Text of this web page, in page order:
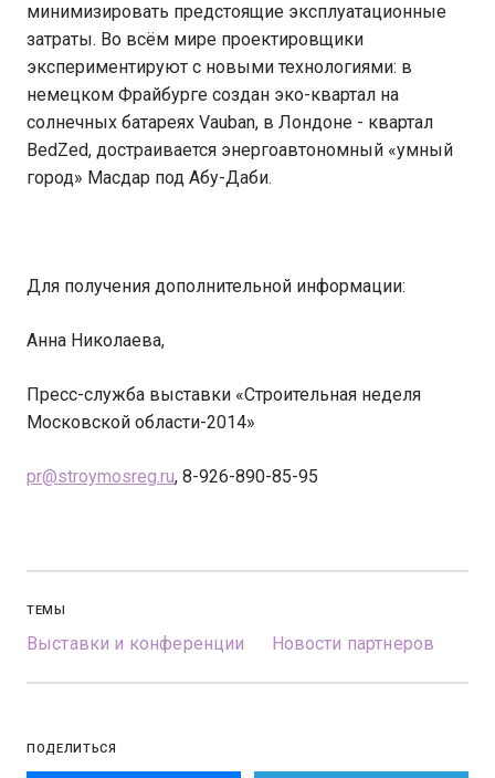
минимизировать предстоящие эксплуатационные
затраты. Во всём мире проектировщики
экспериментируют с новыми технологиями: в
немецком Фрайбурге создан эко-квартал на
солнечных батареях Vauban, в Лондоне - квартал
BedZed, достраивается энергоавтономный «умный
город» Масдар под Абу-Даби.
Для получения дополнительной информации:
Анна Николаева,
Пресс-служба выставки «Строительная неделя
Московской области-2014»
pr@stroymosreg.ru, 8-926-890-85-95
ТЕМЫ
Выставки и конференции Новости партнеров
ПОДЕЛИТЬСЯ